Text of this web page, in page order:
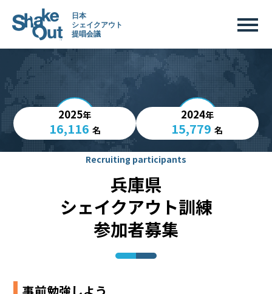
2025年
16,116 名
2024年
15,779 名
Recruiting participants
兵庫県
シェイクアウト訓練
参加者募集